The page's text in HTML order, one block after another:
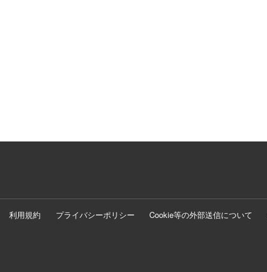
利用規約 プライバシーポリシー Cookie等の外部送信について